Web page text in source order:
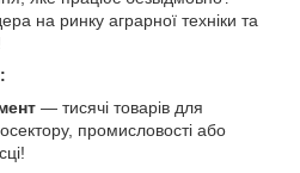
на ринку аграрної техніки та
— тисячі товарів для
промисловості або